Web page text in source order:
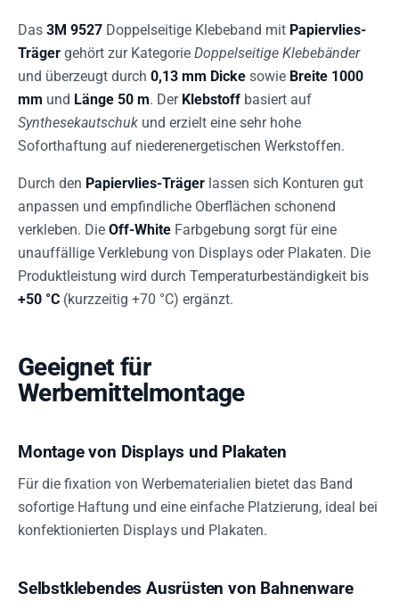
Das 3M 9527 Doppelseitige Klebeband mit Papiervlies-
Träger gehört zur Kategorie Doppelseitige Klebebänder
und überzeugt durch 0,13 mm Dicke sowie Breite 1000
mm und Länge 50 m. Der Klebstoff basiert auf
Synthesekautschuk und erzielt eine sehr hohe
Soforthaftung auf niederenergetischen Werkstoffen.
Durch den Papiervlies-Träger lassen sich Konturen gut
anpassen und empfindliche Oberflächen schonend
verkleben. Die Off-White Farbgebung sorgt für eine
unauffällige Verklebung von Displays oder Plakaten. Die
Produktleistung wird durch Temperaturbeständigkeit bis
+50 °C (kurzzeitig +70 °C) ergänzt.
Geeignet für
Werbemittelmontage
Montage von Displays und Plakaten
Für die fixation von Werbematerialien bietet das Band
sofortige Haftung und eine einfache Platzierung, ideal bei
konfektionierten Displays und Plakaten.
Selbstklebendes Ausrüsten von Bahnenware